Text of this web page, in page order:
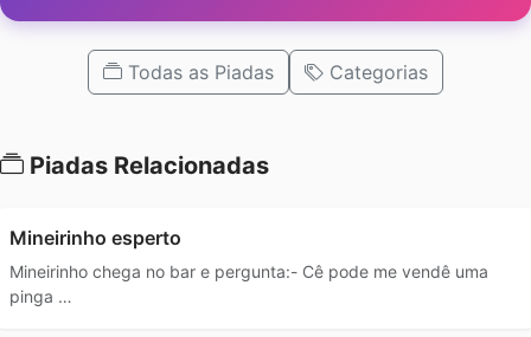
Todas as Piadas Categorias
Piadas Relacionadas
Mineirinho esperto
Mineirinho chega no bar e pergunta:- Cê pode me vendê uma
pinga …